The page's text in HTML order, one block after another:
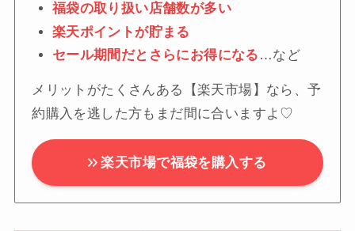
福袋の取り扱い店舗数が多い
楽天ポイントが貯まる
セール期間だとさらにお得になる …など
メリットがたくさんある【楽天市場】なら、予
約購入を逃した方もまだ間に合いますよ♡
楽天市場で福袋を購入する